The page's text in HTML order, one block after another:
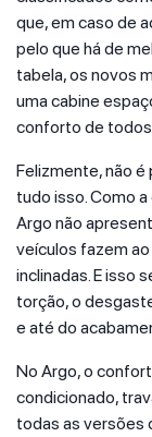
que, em caso de
pelo que há de
tabela, os novos
uma cabine
conforto de todos
Felizmente, não
tudo isso. Como
Argo não
veículos fazem
inclinadas. E isso
torção, o
e até do
No Argo, o
condicionado,
todas as versões